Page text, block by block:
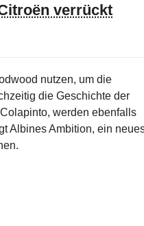
verrückt
nutzen, um die
die Geschichte der
werden ebenfalls
Albines Ambition, ein